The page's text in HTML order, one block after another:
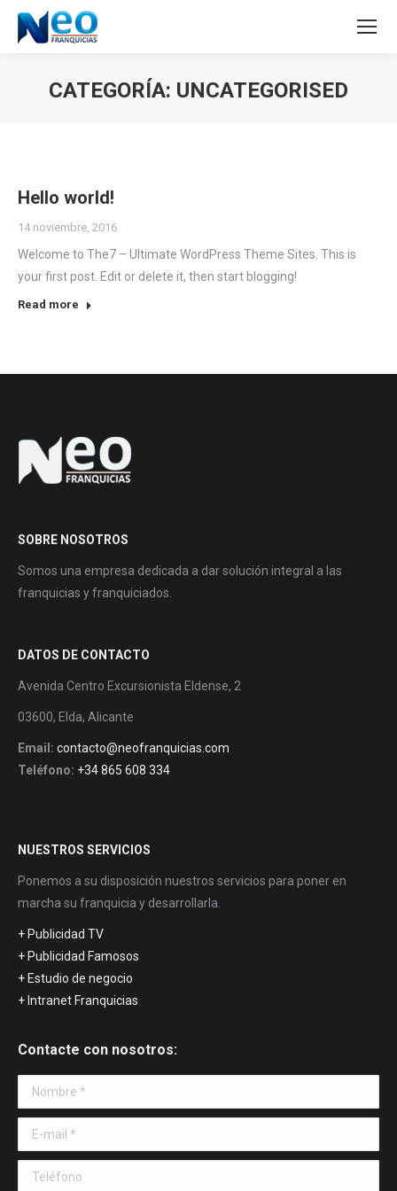
CATEGORÍA: UNCATEGORISED
Hello world!
14 noviembre, 2016
Welcome to The7 – Ultimate WordPress Theme Sites. This is
your first post. Edit or delete it, then start blogging!
Read more
SOBRE NOSOTROS
Somos una empresa dedicada a dar solución integral a las
franquicias y franquiciados.
DATOS DE CONTACTO
Avenida Centro Excursionista Eldense, 2
03600, Elda, Alicante
Email: contacto@neofranquicias.com
Teléfono: +34 865 608 334
NUESTROS SERVICIOS
Ponemos a su disposición nuestros servicios para poner en
marcha su franquicia y desarrollarla.
+ Publicidad TV
+ Publicidad Famosos
+ Estudio de negocio
+ Intranet Franquicias
Contacte con nosotros:
Nombre *
E-mail *
Teléfono